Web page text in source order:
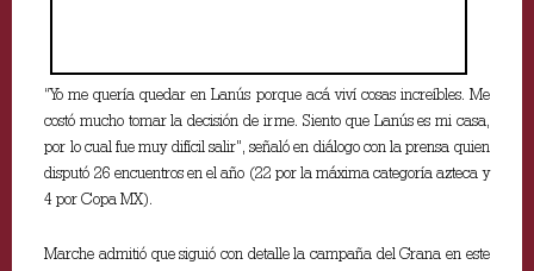
“Yo me quería quedar en Lanús porque acá viví cosas increíbles. Me
costó mucho tomar la decisión de irme. Siento que Lanús es mi casa,
por lo cual fue muy difícil salir”, señaló en diálogo con la prensa quien
disputó 26 encuentros en el año (22 por la máxima categoría azteca y
4 por Copa MX).
Marche admitió que siguió con detalle la campaña del Grana en este